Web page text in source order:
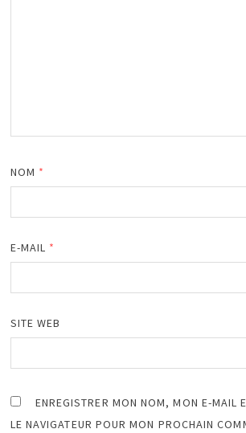
NOM *
E-MAIL *
SITE WEB
ENREGISTRER MON NOM, MON E-MAIL
LE NAVIGATEUR POUR MON PROCHAIN